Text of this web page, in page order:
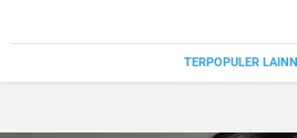
TERPOPULER